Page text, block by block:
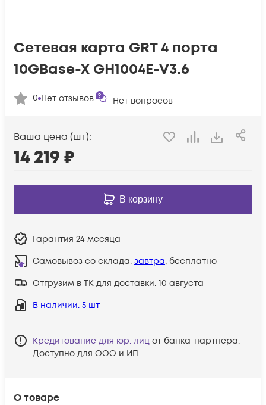
О товаре
Сетевая карта GRT 4 порта
10GBase-X GH1004E-V3.6
0 Нет отзывов Нет вопросов
Ваша цена (шт):
14 219 ₽
В корзину
Гарантия 24 месяца
Самовывоз со склада: завтра, бесплатно
Отгрузим в ТК для доставки: 10 августа
В наличии: 5 шт
Кредитование для юр. лиц от банка-партнёра.
Доступно для ООО и ИП